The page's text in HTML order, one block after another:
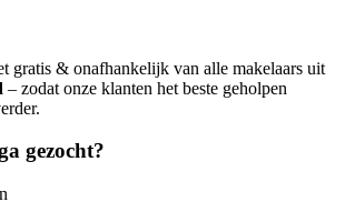
gratis & onafhankelijk van alle makelaars uit
– zodat onze klanten het beste geholpen
gezocht?